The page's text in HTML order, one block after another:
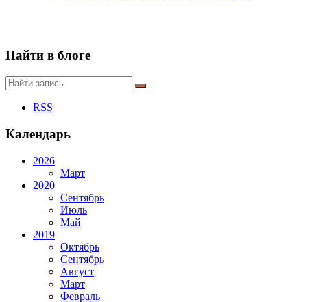
Найти в блоге
RSS
Календарь
2026
Март
2020
Сентябрь
Июль
Май
2019
Октябрь
Сентябрь
Август
Март
Февраль